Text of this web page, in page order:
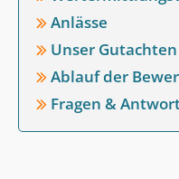
Anlässe
Unser Gutachten
Ablauf der
Fragen &